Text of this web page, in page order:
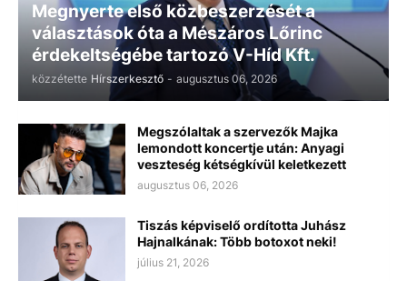
Megnyerte első közbeszerzését a
választások óta a Mészáros Lőrinc
érdekeltségébe tartozó V-Híd Kft.
közzétette Hírszerkesztő - augusztus 06, 2026
Megszólaltak a szervezők Majka
lemondott koncertje után: Anyagi
veszteség kétségkívül keletkezett
augusztus 06, 2026
Tiszás képviselő ordította Juhász
Hajnalkának: Több botoxot neki!
július 21, 2026